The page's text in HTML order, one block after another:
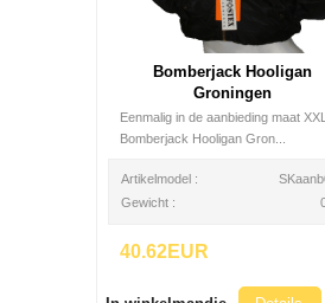
Bomberjack Hooligan
Groningen
Eenmalig in de aanbieding maat
Bomberjack Hooligan Gron...
Artikelmodel :
Gewicht :
40.62EUR